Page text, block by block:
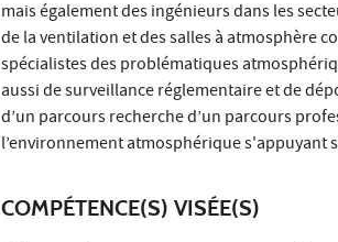
mais également des ingénieurs dans les
de la ventilation et des salles à atmosphère
spécialistes des problématiques
aussi de surveillance réglementaire et de
d’un parcours recherche d’un parcours
l’environnement atmosphérique s'appuyant
COMPÉTENCE(S) VISÉE(S)